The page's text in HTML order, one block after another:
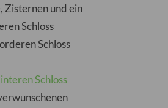
Zisternen und ein
Schloss
Schloss
Schloss